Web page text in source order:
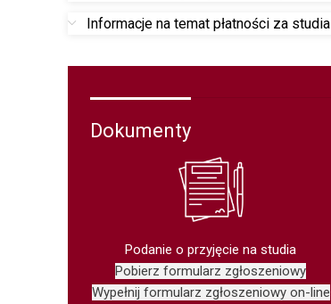
Informacje na temat płatności za studia
Dokumenty
Podanie o przyjęcie na studia
Pobierz formularz zgłoszeniowy
Wypełnij formularz zgłoszeniowy on-line